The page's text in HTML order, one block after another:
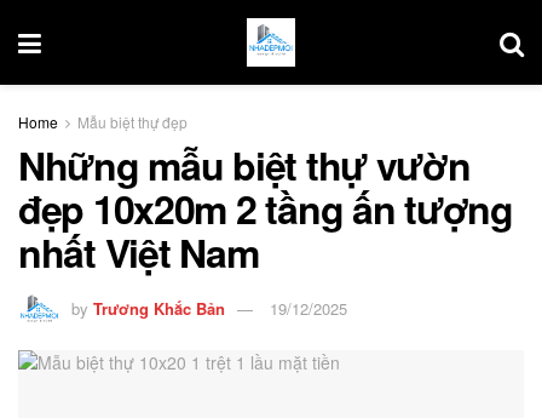
Home Mẫu biệt thự đẹp
Những mẫu biệt thự vườn
đẹp 10x20m 2 tầng ấn tượng
nhất Việt Nam
by Trương Khắc Bản 19/12/2025